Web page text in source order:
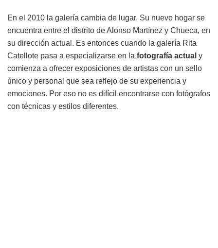
En el 2010 la galería cambia de lugar. Su nuevo hogar se
encuentra entre el distrito de Alonso Martínez y Chueca, en
su dirección actual. Es entonces cuando la galería Rita
Catellote pasa a especializarse en la fotografía actual y
comienza a ofrecer exposiciones de artistas con un sello
único y personal que sea reflejo de su experiencia y
emociones. Por eso no es difícil encontrarse con fotógrafos
con técnicas y estilos diferentes.